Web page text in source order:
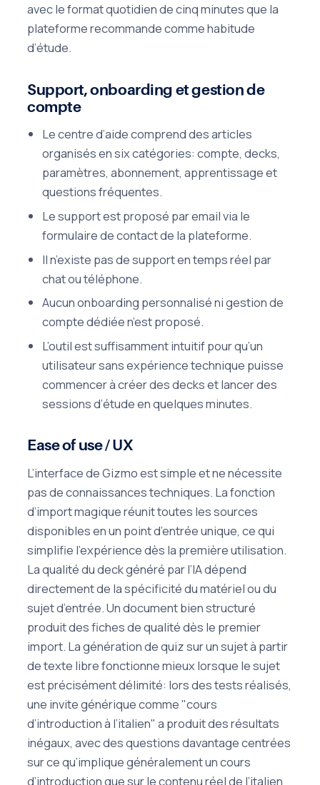
avec le format quotidien de cinq minutes que la
plateforme recommande comme habitude
d’étude.
Support, onboarding et gestion de
compte
Le centre d’aide comprend des articles
organisés en six catégories: compte, decks,
paramètres, abonnement, apprentissage et
questions fréquentes.
Le support est proposé par email via le
formulaire de contact de la plateforme.
Il n’existe pas de support en temps réel par
chat ou téléphone.
Aucun onboarding personnalisé ni gestion de
compte dédiée n’est proposé.
L’outil est suffisamment intuitif pour qu’un
utilisateur sans expérience technique puisse
commencer à créer des decks et lancer des
sessions d’étude en quelques minutes.
Ease of use / UX
L’interface de Gizmo est simple et ne nécessite
pas de connaissances techniques. La fonction
d’import magique réunit toutes les sources
disponibles en un point d’entrée unique, ce qui
simplifie l’expérience dès la première utilisation.
La qualité du deck généré par l’IA dépend
directement de la spécificité du matériel ou du
sujet d’entrée. Un document bien structuré
produit des fiches de qualité dès le premier
import. La génération de quiz sur un sujet à partir
de texte libre fonctionne mieux lorsque le sujet
est précisément délimité: lors des tests réalisés,
une invite générique comme "cours
d’introduction à l’italien" a produit des résultats
inégaux, avec des questions davantage centrées
sur ce qu’implique généralement un cours
d’introduction que sur le contenu réel de l’italien